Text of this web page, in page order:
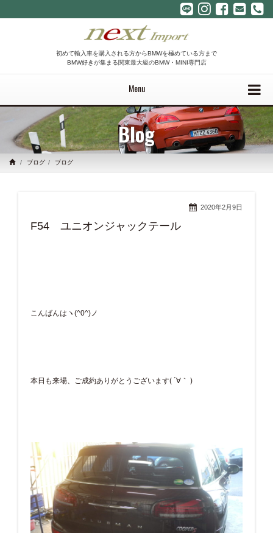
初めて輸入車を購入される方からBMWを極めている方まで
BMW好きが集まる関東最大級のBMW・MINI専門店
Menu
Blog
ブログ ブログ
2020年2月9日
F54 ユニオンジャックテール
こんばんはヽ(^0^)ノ
本日も来場、ご成約ありがとうございます( ´∀｀ )